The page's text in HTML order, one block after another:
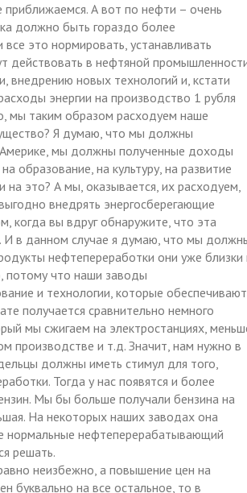
А вот по нефти – очень
должно быть гораздо более
это нормировать, устанавливать
действовать в нефтяной
внедрению новых технологий и, кстати
энергии на производство 1 рубля
мы таким образом расходуем наше
Я думаю, что мы должны
мы должны полученные доходы
образование, на культуру, на развитие
это? А мы, оказывается, их расходуем,
внедрять энергосберегающие
когда вы вдруг обнаружите, что эта
И в данном случае я думаю, что мы
нефтепереработки они уже близки
потому что наши заводы
и технологии, которые обеспечивают
получается сравнительно немного
мы сжигаем на электростанциях,
производстве и т.д. Значит, нам нужно в
должны иметь стимул для того,
Тогда у нас появятся и более
Мы бы больше получали бензина на
На некоторых наших заводах она
нормальные нефтеперерабатывающий
решать.
неизбежно, а повышение цен на
буквально на все остальное, то в